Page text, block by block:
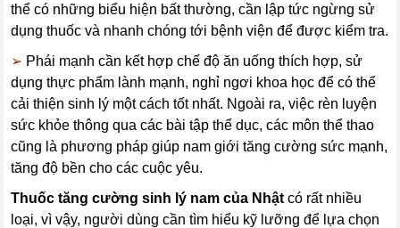
thể có những biểu hiện bất thường, cần lập tức ngừng sử
dụng thuốc và nhanh chóng tới bệnh viện để được kiểm tra.
➢ Phái mạnh cần kết hợp chế độ ăn uống thích hợp, sử
dụng thực phẩm lành mạnh, nghỉ ngơi khoa học để có thể
cải thiện sinh lý một cách tốt nhất. Ngoài ra, việc rèn luyện
sức khỏe thông qua các bài tập thể dục, các môn thể thao
cũng là phương pháp giúp nam giới tăng cường sức mạnh,
tăng độ bền cho các cuộc yêu.
Thuốc tăng cường sinh lý nam của Nhật có rất nhiều
loại, vì vậy, người dùng cần tìm hiểu kỹ lưỡng để lựa chọn